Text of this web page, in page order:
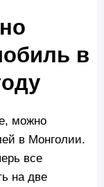
в
можно
в Монголии.
все
на две